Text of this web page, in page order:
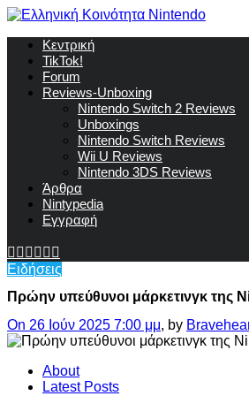
Κεντρική
TikTok!
Forum
Reviews-Unboxing
Nintendo Switch 2 Reviews
Unboxings
Nintendo Switch Reviews
Wii U Reviews
Nintendo 3DS Reviews
Άρθρα
Nintypedia
Εγγραφή
Ειδήσεις
Πρώην υπεύθυνοι μάρκετινγκ της
On 26 Ιούν 2025 7:00 μμ, by
About
Latest Posts